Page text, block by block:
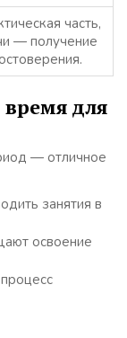
часть,
— получение
для
— отличное
занятия в
освоение